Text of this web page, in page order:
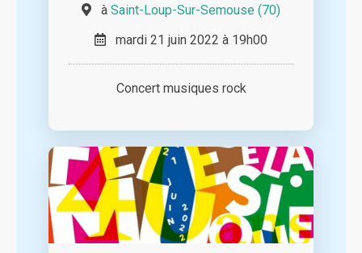
à Saint-Loup-Sur-Semouse (70)
mardi 21 juin 2022 à 19h00
Concert musiques rock